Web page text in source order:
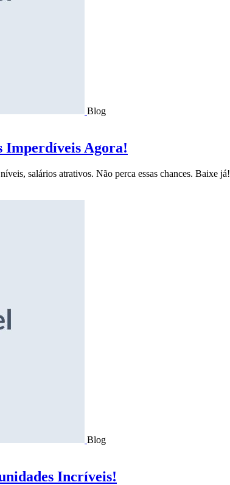
Blog
Imperdíveis Agora!
salários atrativos. Não perca essas chances. Baixe já!
Blog
Incríveis!